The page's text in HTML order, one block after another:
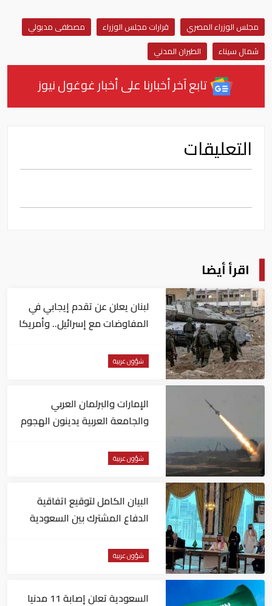
مجلس الوزراء المصري قرارات مجلس الوزراء
مصطفى مدبولي
شمال سيناء
الطيران المدني
تابع آخر أخبارنا على أخبار غوغول نيوز
التعليقات
اقرأ أيضا
لبنان يعلن عن تقدم إيجابي في
المفاوضات مع إسرائيل.. وأمريكا
شؤون عربية
الإمارات والبرلمان العربي
والجامعة العربية يدينون الهجوم
شؤون عربية
البيان الكامل لتوقيع اتفاقية
الدفاع المشترك بين السعودية
شؤون عربية
السعودية تعلن إصابة 11 مدنيا